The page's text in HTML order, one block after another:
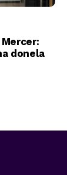
donela